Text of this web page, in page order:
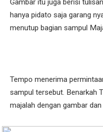
Gambar itu juga berisi
hanya pidato saja garang
menutup bagian sampul
Tempo menerima
sampul tersebut. Benarkah
majalah dengan gambar